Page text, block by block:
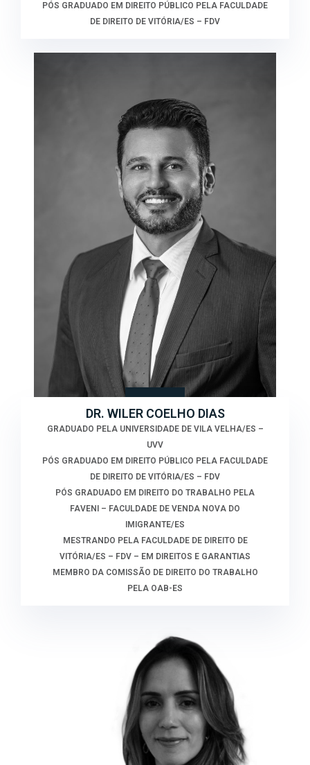
PÓS GRADUADO EM DIREITO PÚBLICO PELA FACULDADE
DE DIREITO DE VITÓRIA/ES – FDV
DR. WILER COELHO DIAS
GRADUADO PELA UNIVERSIDADE DE VILA VELHA/ES –
UVV
PÓS GRADUADO EM DIREITO PÚBLICO PELA FACULDADE
DE DIREITO DE VITÓRIA/ES – FDV
PÓS GRADUADO EM DIREITO DO TRABALHO PELA
FAVENI – FACULDADE DE VENDA NOVA DO
IMIGRANTE/ES
MESTRANDO PELA FACULDADE DE DIREITO DE
VITÓRIA/ES – FDV – EM DIREITOS E GARANTIAS
MEMBRO DA COMISSÃO DE DIREITO DO TRABALHO
PELA OAB-ES